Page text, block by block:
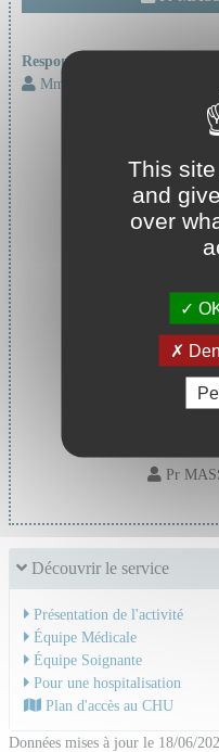
Responsable d'unité :
Mme RICHARD-RIVORY
Pr
Découvrir le service
Présentation de l'activité
Équipe Médicale
Équipe Soignante
Pour une hospitalisation
Plan d'accès au CHU
Données mises à jour le 18/06/
This
and
over